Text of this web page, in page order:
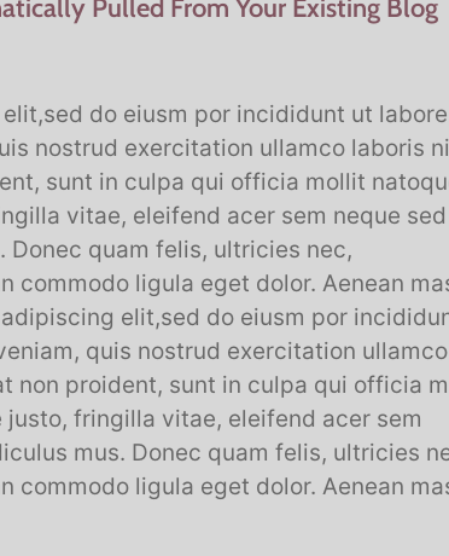
Pulled From Your Existing Blog
do eiusm por incididunt ut
nostrud exercitation ullamco laboris
sunt in culpa qui officia mollit
vitae, eleifend acer sem neque sed
Donec quam felis, ultricies nec,
commodo ligula eget dolor. Aenean
elit,sed do eiusm por
quis nostrud exercitation ullamco
non proident, sunt in culpa qui officia
fringilla vitae, eleifend acer sem
mus. Donec quam felis, ultricies
commodo ligula eget dolor. Aenean